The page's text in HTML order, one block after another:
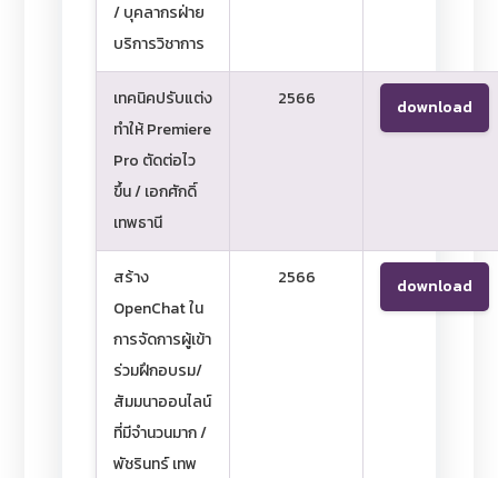
/ บุคลากรฝ่าย
บริการวิชาการ
เทคนิคปรับแต่ง
ทำให้ Premiere
Pro ตัดต่อไว
ขึ้น / เอกศักดิ์
เทพธานี
2566 download
สร้าง
OpenChat ใน
การจัดการผู้เข้า
ร่วมฝึกอบรม/
สัมมนาออนไลน์
ที่มีจำนวนมาก /
พัชรินทร์ เทพ
2566 download